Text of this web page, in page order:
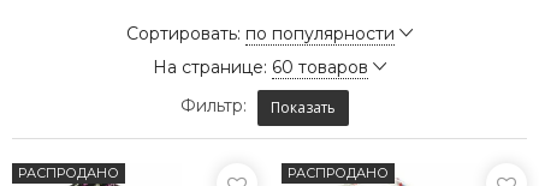
Сортировать: по популярности
На странице: 60 товаров
Фильтр:
Показать
РАСПРОДАНО РАСПРОДАНО